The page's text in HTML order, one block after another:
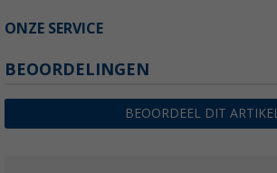
ONZE SERVICE
BEOORDELINGEN
BEOORDEEL DIT ARTIKEL